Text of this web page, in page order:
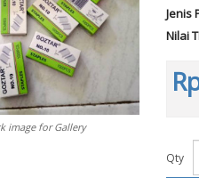
image for Gallery
Jenis
Nilai
Qty